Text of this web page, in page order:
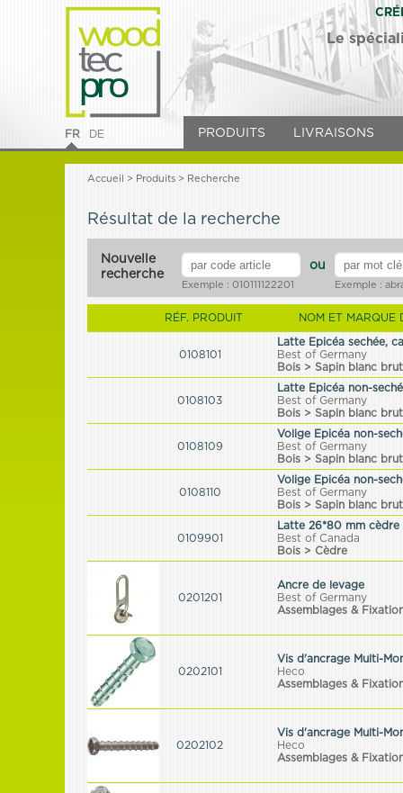
FR DE
Le
PRODUITS LIVRAISONS
Accueil > Produits> Recherche
Résultat de la recherche
Nouvelle
recherche
Exemple : 010111122201 Exemple :
ou
RÉF. PRODUIT NOM ET MARQUE
0108101
Latte Epicéa sechée,
Best of Germany
Bois > Sapin blanc brut
0108103
Latte Epicéa non-
Best of Germany
Bois > Sapin blanc brut
0108109
Volige Epicéa non-
Best of Germany
Bois > Sapin blanc brut
0108110
Volige Epicéa non-
Best of Germany
Bois > Sapin blanc brut
0109901
Latte 26*80 mm cèdre
Best of Canada
Bois > Cèdre
0201201
Ancre de levage
Best of Germany
Assemblages &
0202101
Vis d'ancrage Multi-
Heco
Assemblages &
0202102
Vis d'ancrage Multi-
Heco
Assemblages &